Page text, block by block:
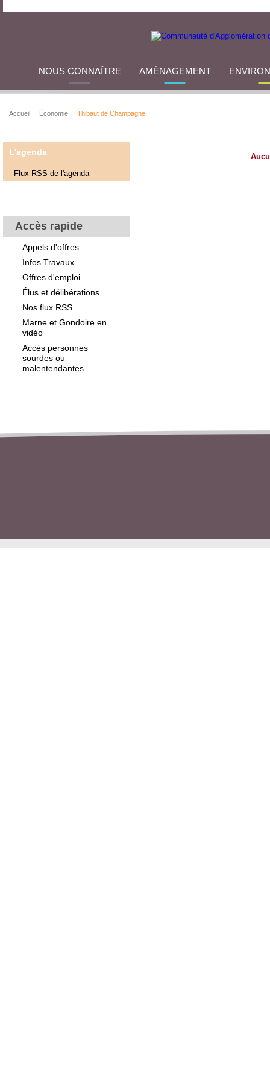
NOUS CONNAÎTRE AMÉNAGEMENT
Accueil Économie Thibaut de Champagne
L'agenda
Flux RSS de l'agenda
Accès rapide
Appels d'offres
Infos Travaux
Offres d'emploi
Élus et délibérations
Nos flux RSS
Marne et Gondoire en
vidéo
Accès personnes
sourdes ou
malentendantes